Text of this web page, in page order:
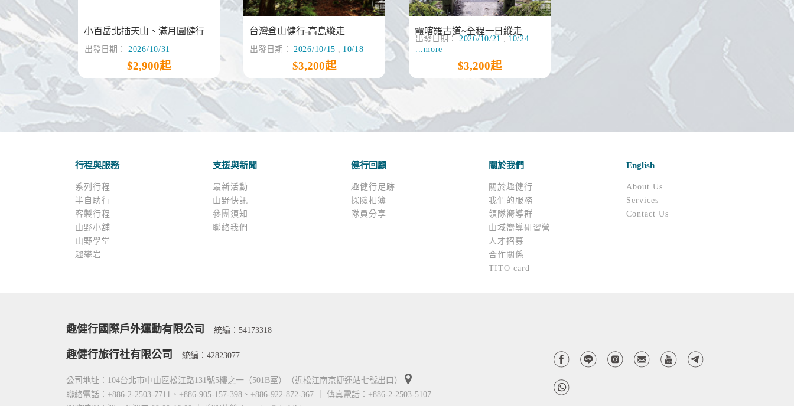
小百岳北插天山、滿月圓健行
出發日期： 2026/10/31
$2,900起
台灣登山健行-高島縱走
出發日期： 2026/10/15 10/18
$3,200起
霞喀羅古道~全程一日縱走
出發日期： 2026/10/21
10/24
...more
$3,200起
行程與服務
系列行程
半自助行
客製行程
山野小舖
山野學堂
趣攀岩
支援與新聞
最新活動
山野快訊
參團須知
聯絡我們
健行回顧
趣健行足跡
探險相簿
隊員分享
關於我們
關於趣健行
我們的服務
領隊嚮導群
山域嚮導研習營
人才招募
合作關係
TITO card
English
About Us
Services
Contact Us
趣健行國際戶外運動有限公司 統編：54173318
趣健行旅行社有限公司 統編：42823077
公司地址：104台北市中山區松江路131號5樓之一（501B室）（近松江南京捷運站七號出口）
聯絡電話：+886-2-2503-7711、+886-905-157-398、+886-922-872-367 ｜ 傳真電話：+886-2-2503-5107